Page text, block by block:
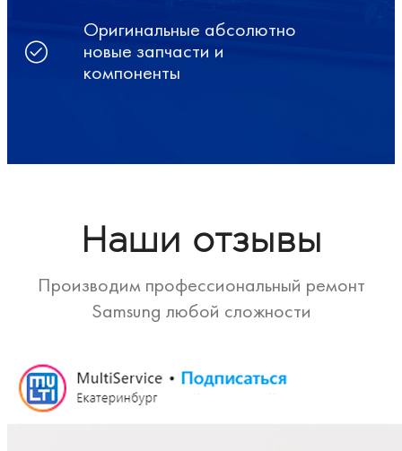
Оригинальные абсолютно
новые запчасти и
компоненты
Наши отзывы
Производим профессиональный ремонт
Samsung любой сложности